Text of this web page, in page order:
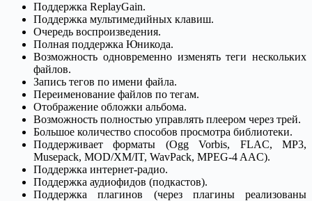
Поддержка ReplayGain.
Поддержка мультимедийных клавиш.
Очередь воспроизведения.
Полная поддержка Юникода.
Возможность одновременно изменять теги нескольких
файлов.
Запись тегов по имени файла.
Переименование файлов по тегам.
Отображение обложки альбома.
Возможность полностью управлять плеером через трей.
Большое количество способов просмотра библиотеки.
Поддерживает форматы (Ogg Vorbis, FLAC, MP3,
Musepack, MOD/XM/IT, WavPack, MPEG-4 AAC).
Поддержка интернет-радио.
Поддержка аудиофидов (подкастов).
Поддержка плагинов (через плагины реализованы